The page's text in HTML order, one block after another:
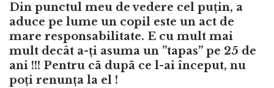
Din punctul meu de vedere cel puțin, a
aduce pe lume un copil este un act de
mare responsabilitate. E cu mult mai
mult decât a-ți asuma un ”tapas” pe 25 de
ani !!! Pentru cã dupã ce l-ai început, nu
poți renunța la el !